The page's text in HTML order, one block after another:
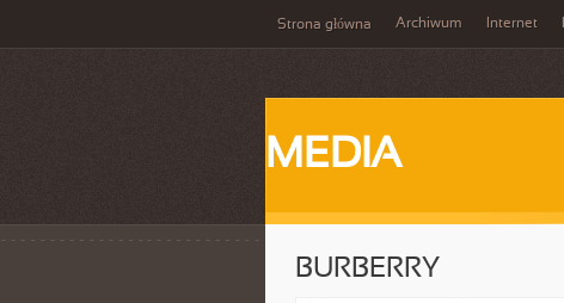
Strona główna Archiwum Internet
MEDIA
BURBERRY